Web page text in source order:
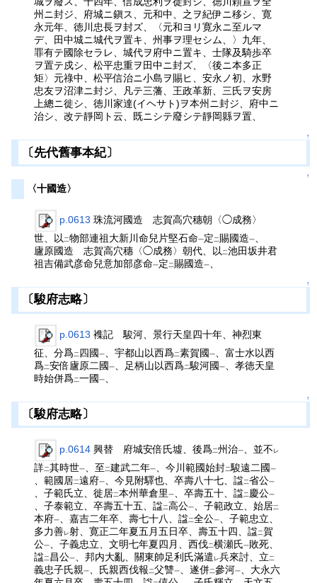
州ニ封ジ、府城ニ鎭ス、元和中、之ヲ紀伊ニ移シ、寛
永元年、徳川忠長ヲ封ズ、〈元和ヨリ寛永ニ至ルマ
デ、田中城ニ城代ヲ置キ、州事ヲ理セシム、〉九年、
罪有テ國除セラレ、城代ヲ府中ニ置キ、士隊及騎歩卒
ヲ置テ戍シ、松平忠重ヲ田中ニ封ズ、〈後ニ本多正
矩〉元祿中、松平信治ニ小島ヲ賜ヒ、安永ノ初、水野
忠友ヲ沼津ニ封ジ、凡テ三藩、王政革新、三氏ヲ安房
上總ニ徙シ、徳川家達(イヘサト)ヲ本州ニ封ジ、府中ニ
治シ、改テ靜岡ト云、既ニシテ廢シテ靜岡縣ヲ置、
↑
〔先代舊事本紀〕
↑
〈十國造〉
p.0613 珠流河國造 志賀高穴穗朝〈◯成務〉
世、以 二物部連祖大新川命兒片堅石命一定二賜國造一
廬原國造 志賀高穴穗〈◯成務〉朝代、以 二池田坂井君
祖吉備武彦命兒意加部彦命一定二賜國造一
↑
〔駿府志略〕
p.0613 襍記 駿河、景行天皇四十年、神烈東
征、分爲二四國一 、宇都山以西爲二素賀國一
、富士水以西
爲二安倍廬原二國一 、足柄山以西爲二駿河國一
、孝徳天皇
時始併爲二一國一
↑
〔駿府志略〕
p.0614 興替 府城安倍氏墟、後爲二州治一 、並不 レ
詳二其時世一 、至 二建武二年一 、今川範國始封二駿遠二國一
、範國居二遠府一 、今見附驛也、卒壽八十七、諡二省公一
、子範氏立、徙居二本州華倉里一 、卒壽五十、諡二 慶公一
、子泰範立、卒壽五十五、諡二高公一 、子範政立、始居二
本府一 、嘉吉二年卒、壽七十八、諡二全公一
、子範忠立、
多力善レ射、寛正二年夏五月五日卒、壽五十四、諡二賀
公一 、子義忠立、文明七年夏四月、西伐二横瀬氏一敗死、
諡二 昌公一 、邦内大亂、關東帥足利氏滿遣 レ兵來討、立 二
義忠子氏親一 、氏親西伐報 二父讐一 、遂併二參河一
、大永六